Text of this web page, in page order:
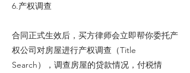
6.产权调查
合同正式生效后，买方律师会立即帮你委托产
权公司对房屋进行产权调查（Title
Search），调查房屋的贷款情况，付税情